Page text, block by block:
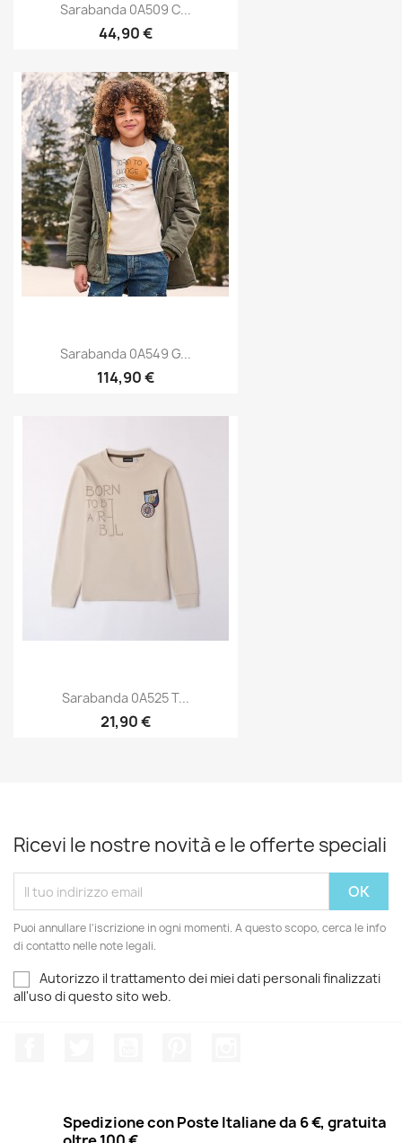
Sarabanda 0A509 C...
44,90 €
Sarabanda 0A549 G...
114,90 €
Sarabanda 0A525 T...
21,90 €
Ricevi le nostre novità e le offerte speciali
Puoi annullare l'iscrizione in ogni momenti. A questo scopo, cerca le info
di contatto nelle note legali.
Autorizzo il trattamento dei miei dati personali finalizzati
all'uso di questo sito web.
Spedizione con Poste Italiane da 6 €, gratuita